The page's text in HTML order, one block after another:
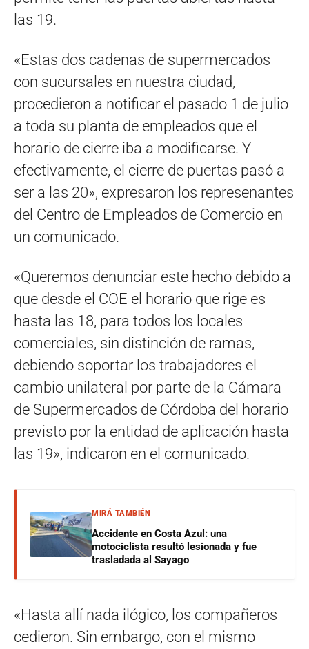
las 19.
«Estas dos cadenas de supermercados
con sucursales en nuestra ciudad,
procedieron a notificar el pasado 1 de julio
a toda su planta de empleados que el
horario de cierre iba a modificarse. Y
efectivamente, el cierre de puertas pasó a
ser a las 20», expresaron los represenantes
del Centro de Empleados de Comercio en
un comunicado.
«Queremos denunciar este hecho debido a
que desde el COE el horario que rige es
hasta las 18, para todos los locales
comerciales, sin distinción de ramas,
debiendo soportar los trabajadores el
cambio unilateral por parte de la Cámara
de Supermercados de Córdoba del horario
previsto por la entidad de aplicación hasta
las 19», indicaron en el comunicado.
MIRÁ TAMBIÉN
Accidente en Costa Azul: una
motociclista resultó lesionada y fue
trasladada al Sayago
«Hasta allí nada ilógico, los compañeros
cedieron. Sin embargo, con el mismo